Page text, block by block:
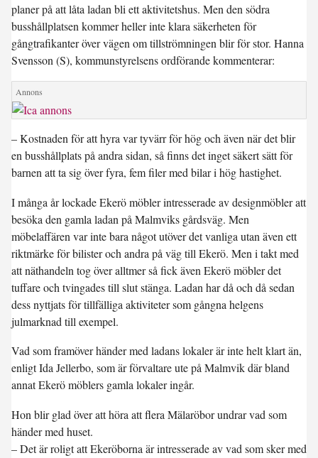
planer på att låta ladan bli ett aktivitetshus. Men den södra
busshållplatsen kommer heller inte klara säkerheten för
gångtrafikanter över vägen om tillströmningen blir för stor. Hanna
Svensson (S), kommunstyrelsens ordförande kommenterar:
– Kostnaden för att hyra var tyvärr för hög och även när det blir
en busshållplats på andra sidan, så finns det inget säkert sätt för
barnen att ta sig över fyra, fem filer med bilar i hög hastighet.
I många år lockade Ekerö möbler intresserade av designmöbler att
besöka den gamla ladan på Malmviks gårdsväg. Men
möbelaffären var inte bara något utöver det vanliga utan även ett
riktmärke för bilister och andra på väg till Ekerö. Men i takt med
att näthandeln tog över alltmer så fick även Ekerö möbler det
tuffare och tvingades till slut stänga. Ladan har då och då sedan
dess nyttjats för tillfälliga aktiviteter som gångna helgens
julmarknad till exempel.
Vad som framöver händer med ladans lokaler är inte helt klart än,
enligt Ida Jellerbo, som är förvaltare ute på Malmvik där bland
annat Ekerö möblers gamla lokaler ingår.
Hon blir glad över att höra att flera Mälaröbor undrar vad som
händer med huset.
– Det är roligt att Ekeröborna är intresserade av vad som sker med